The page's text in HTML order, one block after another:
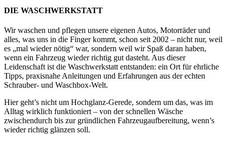
DIE WASCHWERKSTATT
Wir waschen und pflegen unsere eigenen Autos, Motorräder und
alles, was uns in die Finger kommt, schon seit 2002 – nicht nur, weil
es „mal wieder nötig“ war, sondern weil wir Spaß daran haben,
wenn ein Fahrzeug wieder richtig gut dasteht. Aus dieser
Leidenschaft ist die Waschwerkstatt entstanden: ein Ort für ehrliche
Tipps, praxisnahe Anleitungen und Erfahrungen aus der echten
Schrauber- und Waschbox-Welt.
Hier geht’s nicht um Hochglanz-Gerede, sondern um das, was im
Alltag wirklich funktioniert – von der schnellen Wäsche
zwischendurch bis zur gründlichen Fahrzeugaufbereitung, wenn’s
wieder richtig glänzen soll.